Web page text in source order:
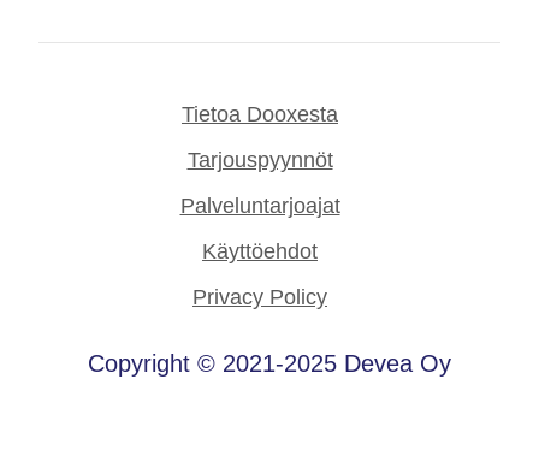
Tietoa Dooxesta
Tarjouspyynnöt
Palveluntarjoajat
Käyttöehdot
Privacy Policy
Copyright © 2021-2025 Devea Oy